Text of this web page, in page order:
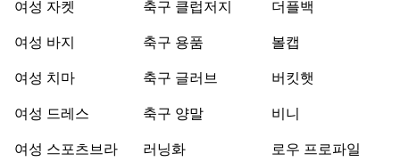
여성 자켓
여성 바지
여성 치마
여성 드레스
여성 스포츠브라
축구 클럽저지
축구 용품
축구 글러브
축구 양말
러닝화
더플백
볼캡
버킷햇
비니
로우 프로파일